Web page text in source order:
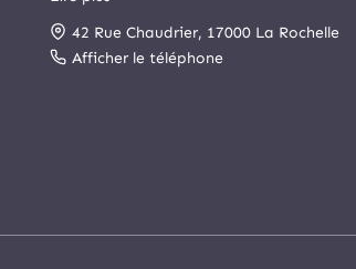
Depuis 1999, Arthur Loyd La Rochelle
spécialisé en immobilier d’entreprise et
rochelaise.
42 Rue Chaudrier, 17000 La Rochelle
Afficher le téléphone